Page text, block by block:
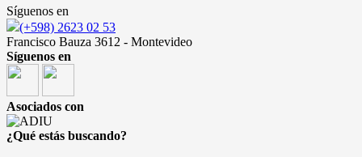
Síguenos en
(+598) 2623 02 53
Francisco Bauza 3612 - Montevideo
Síguenos en
Asociados con
¿Qué estás buscando?